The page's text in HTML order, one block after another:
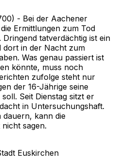
- Bei der Aachener
Ermittlungen zum Tod
tatverdächtig ist ein
dort in der Nacht zum
Was genau passiert ist
könnte, muss noch
zufolge steht nur
der 16-Jährige seine
Seit Dienstag sitzt er
in Untersuchungshaft.
dauern, kann die
sagen.
Euskirchen